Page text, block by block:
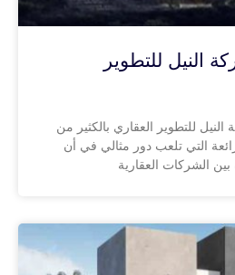
النيل للتطوير
للتطوير العقاري بالكثير من
التي تلعب دور مثالي في أن
الشركات العقارية